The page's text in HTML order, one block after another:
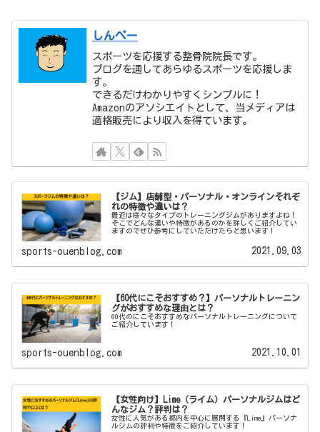
しんぺー
スポーツを応援する整骨院院長です。
ブログを通してあらゆるスポーツを応援しま
す。
できるだけわかりやすくシンプルに！
Amazonのアソシエイトとして、当メディアは
適格販売により収入を得ています。
【ジム】店舗型・パーソナル・オンラインそれぞ
れの特徴や違いは？
最近は様々なタイプのトレーニングジムがありますよね！
そこでどんな違いや特徴があるのかを詳しくご紹介してい
ますのでぜひ参考にしていただけたらと思います！
sports-ouenblog.com 2021.09.03
【60代にこそおすすめ？】パーソナルトレーニン
グがおすすめな理由とは？
60代のにこそおすすめなパーソナルトレーニングについて
ご紹介しています！
sports-ouenblog.com 2021.10.01
【女性向け】Lime（ライム）パーソナルジムはど
んなジム？評判は？
女性に人気がある都内を中心に展開する『Lime』パーソナ
ルジムの評判や特徴をご紹介しています！